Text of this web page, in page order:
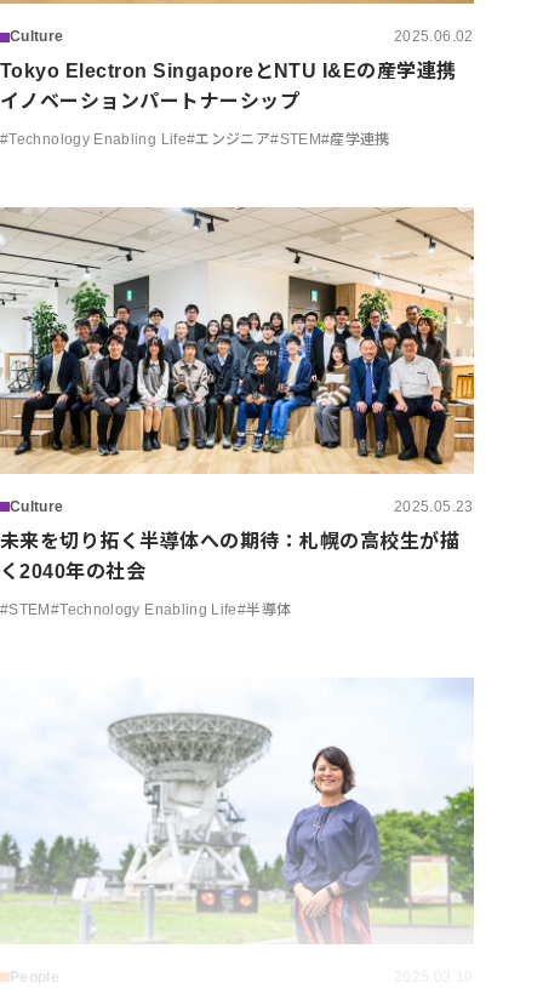
Culture 2025.06.02
Tokyo Electron SingaporeとNTU I&Eの産学連携
イノベーションパートナーシップ
#Technology Enabling Life#エンジニア#STEM#産学連携
Culture 2025.05.23
未来を切り拓く半導体への期待：札幌の高校生が描
く2040年の社会
#STEM#Technology Enabling Life#半導体
People